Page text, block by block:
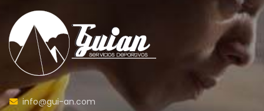
info@gui-an.com